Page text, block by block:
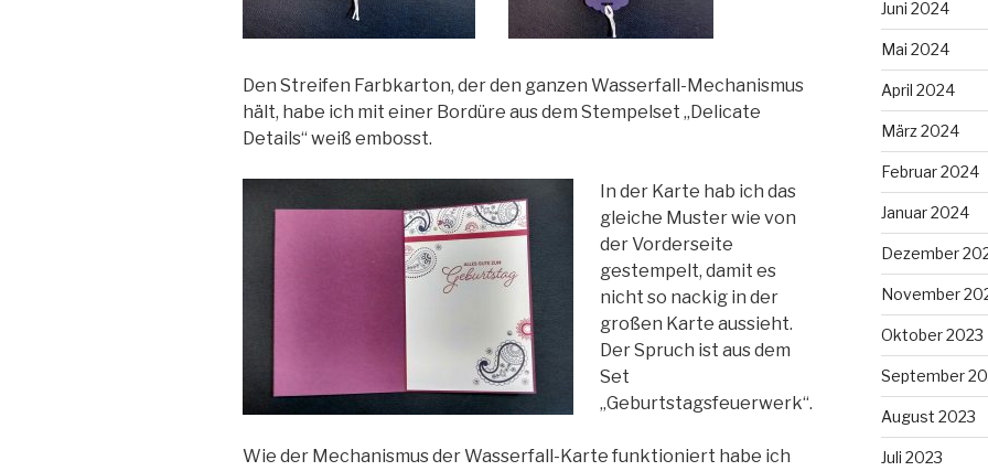
Den Streifen Farbkarton, der den ganzen Wasserfall-Mechanismus
hält, habe ich mit einer Bordüre aus dem Stempelset „Delicate
Details“ weiß embosst.
In der Karte hab ich das
gleiche Muster wie von
der Vorderseite
gestempelt, damit es
nicht so nackig in der
großen Karte aussieht.
Der Spruch ist aus dem
Set
„Geburtstagsfeuerwerk“.
Wie der Mechanismus der Wasserfall-Karte funktioniert habe ich
Juni 2024
Mai 2024
April 2024
März 2024
Februar 2024
Januar 2024
Dezember
November
Oktober 2023
September
August 2023
Juli 2023